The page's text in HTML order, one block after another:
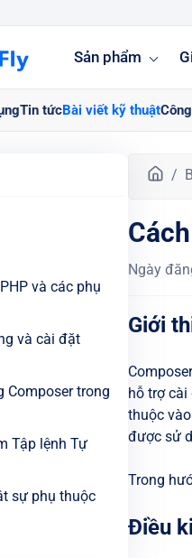
Sản phẩm
Tin tứcBài viết kỹ thuật
và các phụ
và cài đặt
Composer trong
Tập lệnh Tự
sự phụ thuộc
T
n
c
ủ
Ngày
Giới
hỗ trợ cài
thuộc
được sử
Trong
Điều